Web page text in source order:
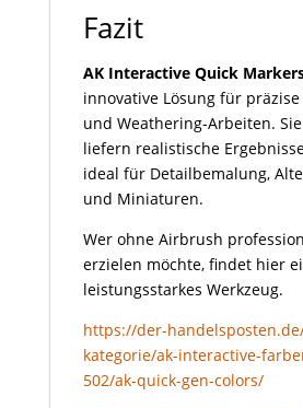
Fazit
AK Interactive Quick
innovative Lösung für
und Weathering-Arbeiten.
liefern realistische
ideal für Detailbemalung,
und Miniaturen.
Wer ohne Airbrush
erzielen möchte, findet hier
leistungsstarkes Werkzeug.
https://der-
kategorie/ak-interactive-
502/ak-quick-gen-colors/